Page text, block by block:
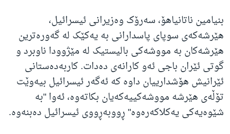
بنیامین ناتانیاهۆ، سەرۆک وەزیرانی ئیسرائیل،
هێرشەکەی سوپای پاسدارانی بە یەکێک لە گەورەترین
هێرشەکان بە مووشەکی بالیستیک لە مێژوودا ناوبرد و
گوتی ئێران باجی ئەو کارانەی دەدات. کاربەدەستانی
ئێرانیش هۆشدارییان داوە کە ئەگەر ئیسرائیل بیەوێت
تۆڵەی هێرشە مووشەکییەکەیان بکاتەوە، ئەوا "بە
شێوەیەکی یەکلاکەرەوە" ڕووبەڕووی ئیسرائیل دەبنەوە.